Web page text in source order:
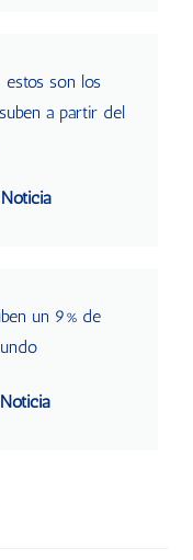
estos son los
a partir del
un 9% de